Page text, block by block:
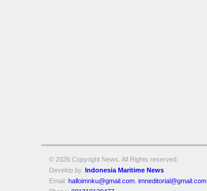
© 2026 Copyright News. All Rights reserved.
Develop by. Indonesia Maritime News
Email: halloimnku@gmail.com imneditorial@gmail.com